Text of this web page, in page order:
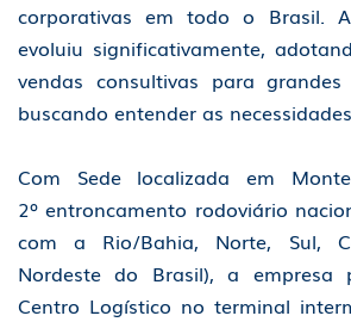
corporativas em todo o Brasil.
evoluiu significativamente,
vendas consultivas para
buscando entender as
Com Sede localizada em
2º entroncamento rodoviário
com a Rio/Bahia, Norte, Sul,
Nordeste do Brasil), a empresa
Centro Logístico no terminal